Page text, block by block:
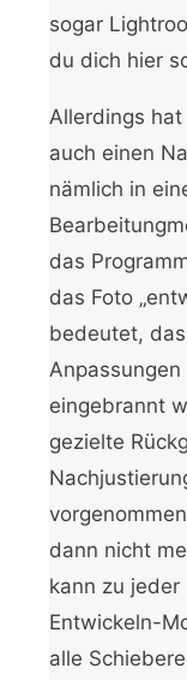
sogar
du dich hier
Allerdings
auch einen
nämlich in
das
das Foto
bedeutet,
eingebrannt
gezielte
dann nicht
kann zu
Entwickeln-
alle